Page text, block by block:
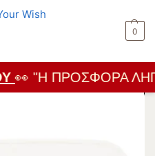
0
👀 "Η ΠΡΟΣΦΟΡΆ